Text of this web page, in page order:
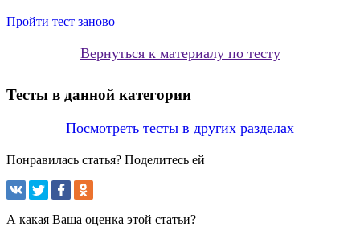
Пройти тест заново
Вернуться к материалу по тесту
Тесты в данной категории
Посмотреть тесты в других разделах
Понравилась статья? Поделитесь ей
А какая Ваша оценка этой статьи?